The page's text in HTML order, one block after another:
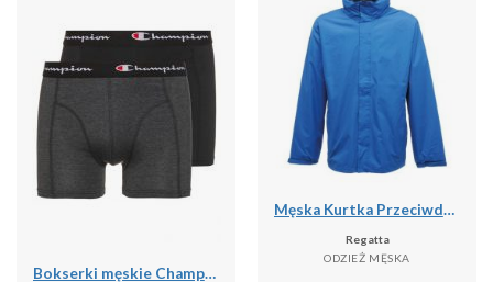
Bokserki męskie Champion 2 szt.
Męska Kurtka Przeciwdeszczowa Ardmore
Regatta
ODZIEŻ MĘSKA